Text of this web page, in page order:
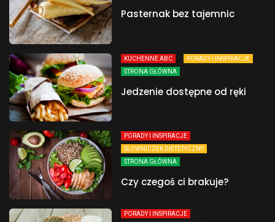
Pasternak bez tajemnic
KUCHENNE ABC
PORADY I INSPIRACJE
STRONA GŁÓWNA
Jedzenie dostępne od ręki
PORADY I INSPIRACJE
SŁOWNICZEK DIETETYCZNY
STRONA GŁÓWNA
Czy czegoś ci brakuje?
PORADY I INSPIRACJE